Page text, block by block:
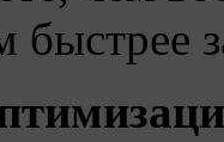
быстрее